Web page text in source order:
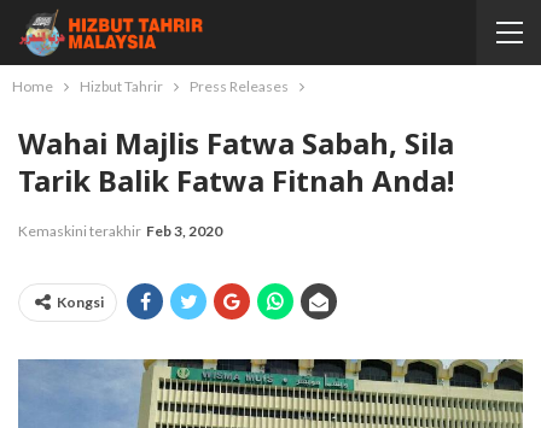
Home Hizbut Tahrir Press Releases
Wahai Majlis Fatwa Sabah, Sila
Tarik Balik Fatwa Fitnah Anda!
Kemaskini terakhir Feb 3, 2020
Kongsi